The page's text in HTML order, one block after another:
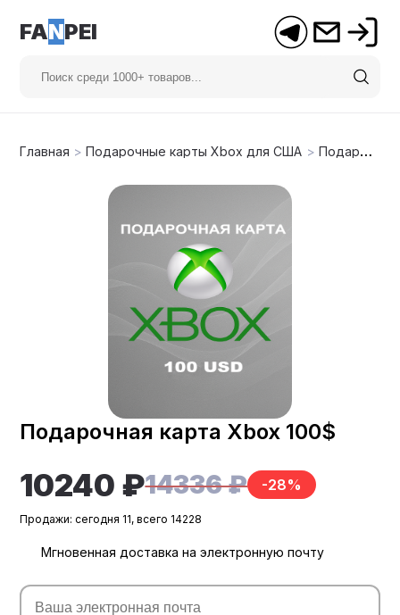
FANPEI
Главная >Подарочные карты Xbox для США >Подарочная карта Xbox 100$
Подарочная карта Xbox 100$
10240 ₽14336 ₽ -28%
Продажи: сегодня 11, всего 14228
Мгновенная доставка на электронную почту